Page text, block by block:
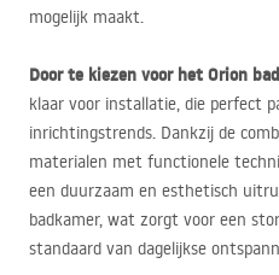
mogelijk maakt.
Door te kiezen voor het Orion bad
klaar voor installatie, die perfect
inrichtingstrends. Dankzij de
materialen met functionele
een duurzaam en esthetisch
badkamer, wat zorgt voor een
standaard van dagelijkse